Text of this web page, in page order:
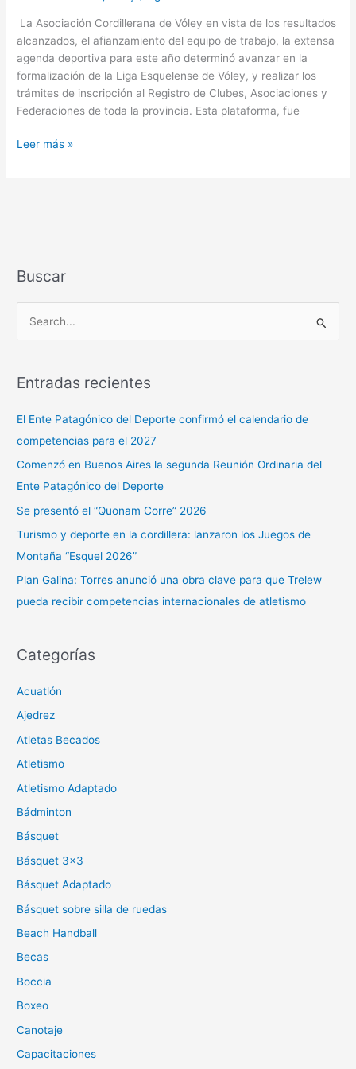
La Asociación Cordillerana de Vóley en vista de los resultados
alcanzados, el afianzamiento del equipo de trabajo, la extensa
agenda deportiva para este año determinó avanzar en la
formalización de la Liga Esquelense de Vóley, y realizar los
trámites de inscripción al Registro de Clubes, Asociaciones y
Federaciones de toda la provincia. Esta plataforma, fue
para
de
crecer”
Leer más »
Buscar
c
:
Entradas recientes
El Ente Patagónico del Deporte confirmó el calendario de
competencias para el 2027
Comenzó en Buenos Aires la segunda Reunión Ordinaria del
Ente Patagónico del Deporte
Se presentó el “Quonam Corre” 2026
Turismo y deporte en la cordillera: lanzaron los Juegos de
Montaña “Esquel 2026”
Plan Galina: Torres anunció una obra clave para que Trelew
pueda recibir competencias internacionales de atletismo
Categorías
Acuatlón
Ajedrez
Atletas Becados
Atletismo
Atletismo Adaptado
Bádminton
Básquet
Básquet 3×3
Básquet Adaptado
Básquet sobre silla de ruedas
Beach Handball
Becas
Boccia
Boxeo
Canotaje
Capacitaciones